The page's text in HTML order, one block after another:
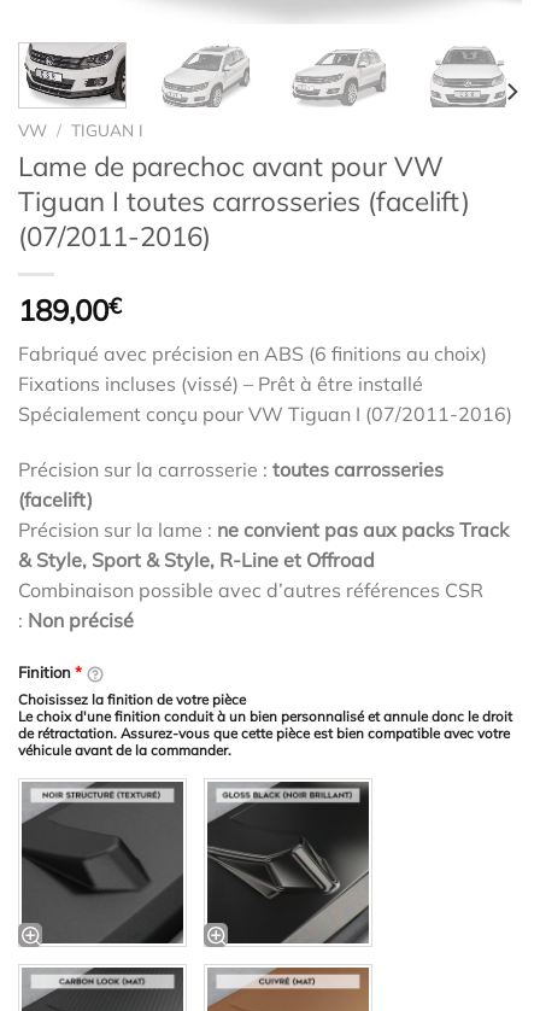
VW / TIGUAN I
Lame de parechoc avant pour VW
Tiguan I toutes carrosseries (facelift)
(07/2011-2016)
189,00€
Fabriqué avec précision en ABS (6 finitions au choix)
Fixations incluses (vissé) – Prêt à être installé
Spécialement conçu pour VW Tiguan I (07/2011-2016)
Précision sur la carrosserie : toutes carrosseries
(facelift)
Précision sur la lame : ne convient pas aux packs Track
& Style, Sport & Style, R-Line et Offroad
Combinaison possible avec d’autres références CSR
: Non précisé
Finition*
Choisissez la finition de votre pièce
Le choix d'une finition conduit à un bien personnalisé et annule donc le droit
de rétractation. Assurez-vous que cette pièce est bien compatible avec votre
véhicule avant de la commander.